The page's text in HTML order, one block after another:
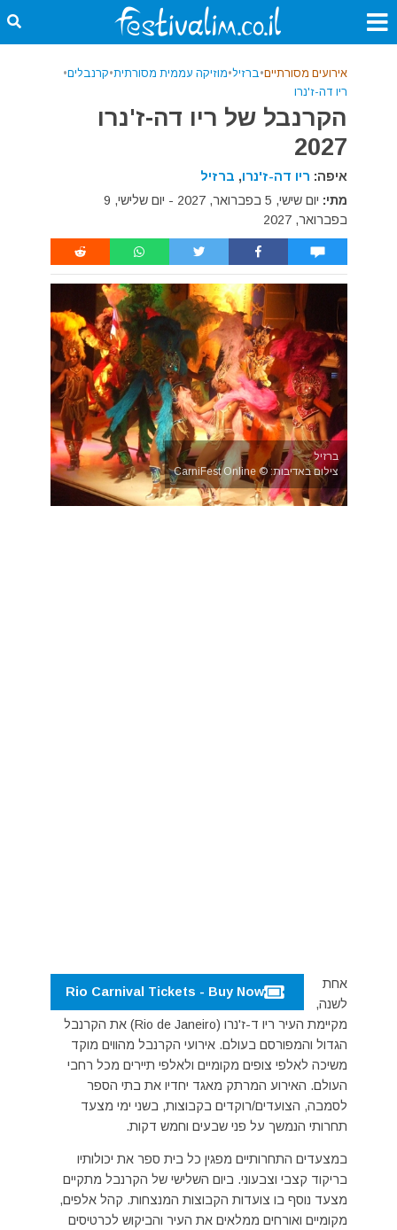
אירועים מסורתיים•ברזיל•מוזיקה עממית מסורתית•קרנבלים•
ריו דה-ז'נרו
הקרנבל של ריו דה-ז'נרו
2027
איפה: ריו דה-ז'נרו, ברזיל
מתי:
יום שישי, 5 בפברואר, 2027 - יום שלישי, 9
בפברואר, 2027
ברזיל
צילום באדיבות: © CarniFest Online
Rio Carnival Tickets - Buy Now
אחת
לשנה,
מקיימת העיר ריו ד-ז'נרו (Rio de Janeiro) את הקרנבל
הגדול והמפורסם בעולם. אירועי הקרנבל מהווים מוקד
משיכה לאלפי צופים מקומיים ולאלפי תיירים מכל רחבי
העולם. האירוע המרתק מאגד יחדיו את בתי הספר
לסמבה, הצועדים/רוקדים בקבוצות, בשני ימי מצעד
תחרותי הנמשך על פני שבעים וחמש דקות.
במצעדים התחרותיים מפגין כל בית ספר את יכולותיו
בריקוד קצבי וצבעוני. ביום השלישי של הקרנבל מתקיים
מצעד נוסף בו צועדות הקבוצות המנצחות. קהל אלפים,
מקומיים ואורחים ממלאים את העיר והביקוש לכרטיסים